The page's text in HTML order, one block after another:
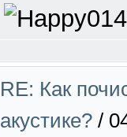
RE: Как
акустике? /